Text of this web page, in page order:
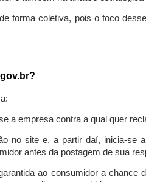
forma coletiva, pois o foco
a empresa contra a qual quer
no site e, a partir daí, inicia-se
antes da postagem de sua
ao consumidor a